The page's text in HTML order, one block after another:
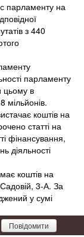
парламенту на
з 440
парламенту
цьому в
мільйонів.
коштів на
статті на
фінансування,
діяльності
коштів на
Садовій, 3-А. За
у сумі
Повідомити